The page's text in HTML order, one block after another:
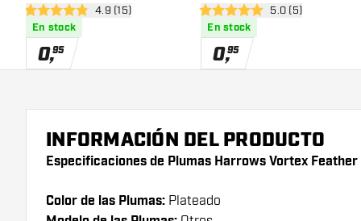
abrir panel de reseñas
4.9 estrellas de puntuación
4.9 (15)
En stock
0,95
abrir panel de
5 estrellas de puntuación
5.0 (5)
En stock
0,95
INFORMACIÓN DEL PRODUCTO
Especificaciones de Plumas Harrows Vortex
Color de las Plumas: Plateado